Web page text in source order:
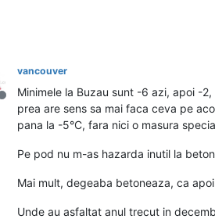
Deconectat
vancouver
Minimele la Buzau sunt -6 azi, apoi -
prea are sens sa mai faca ceva pe
pana la -5°C, fara nici o masura
Pe pod nu m-as hazarda inutil la
Mai mult, degeaba betoneaza, ca
Unde au asfaltat anul trecut in